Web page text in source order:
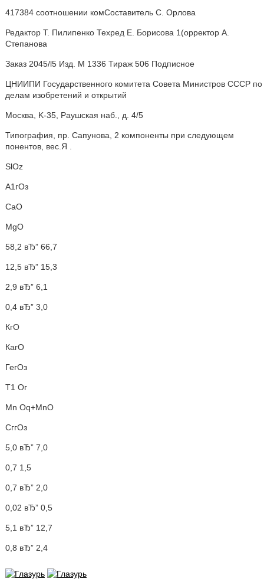
417384 соотношении комСоставитель С. Орлова
Редактор Т. Пилипенко Техред Е. Борисова 1(орректор А.
Степанова
Заказ 2045/l5 Изд. М 1336 Тираж 506 Подписное
ЦНИИПИ Государственного комитета Совета Министров СССР по
делам изобретений и открытий
Москва, K-35, Раушская наб., д. 4/5
Типография, пр. Сапунова, 2 компоненты при следующем
понентов, вес.Я .
SlOz
А1гОз
СаО
MgO
58,2 вЂ” 66,7
12,5 вЂ” 15,3
2,9 вЂ” 6,1
0,4 вЂ” 3,0
КгО
КагО
ГегОз
Т1 Ог
Mn Oq+MnO
СггОз
5,0 вЂ” 7,0
0,7 1,5
0,7 вЂ” 2,0
0,02 вЂ” 0,5
5,1 вЂ” 12,7
0,8 вЂ” 2,4